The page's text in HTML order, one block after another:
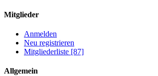
Mitglieder
Anmelden
Neu registrieren
Mitgliederliste [87]
Allgemein